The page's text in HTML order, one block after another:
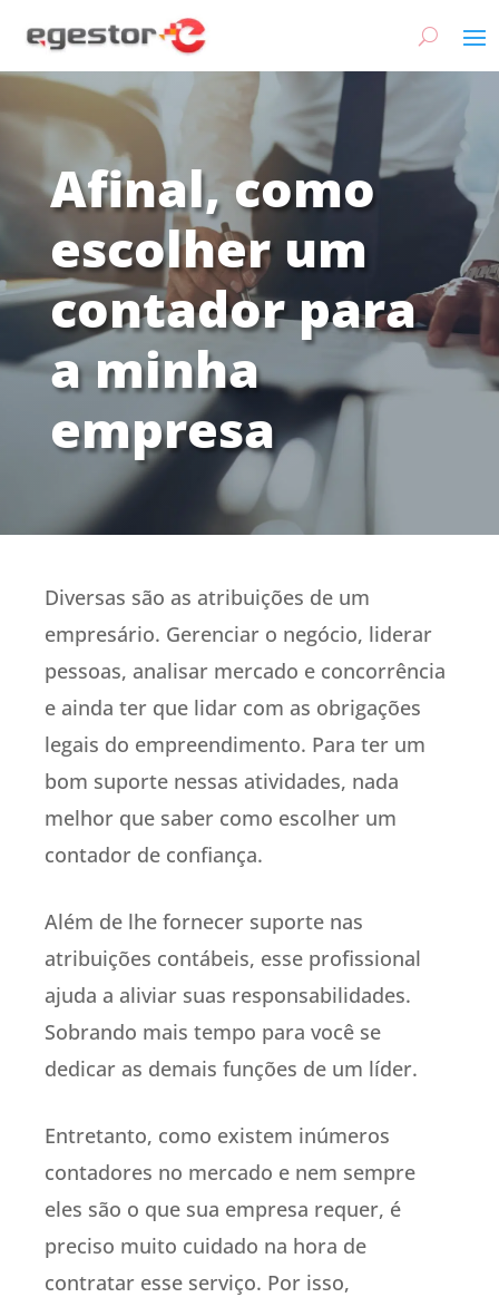
Afinal, como
escolher um
contador para
a minha
empresa
Diversas são as atribuições de um
empresário. Gerenciar o negócio, liderar
pessoas, analisar mercado e concorrência
e ainda ter que lidar com as obrigações
legais do empreendimento. Para ter um
bom suporte nessas atividades, nada
melhor que saber como escolher um
contador de confiança.
Além de lhe fornecer suporte nas
atribuições contábeis, esse profissional
ajuda a aliviar suas responsabilidades.
Sobrando mais tempo para você se
dedicar as demais funções de um líder.
Entretanto, como existem inúmeros
contadores no mercado e nem sempre
eles são o que sua empresa requer, é
preciso muito cuidado na hora de
contratar esse serviço. Por isso,